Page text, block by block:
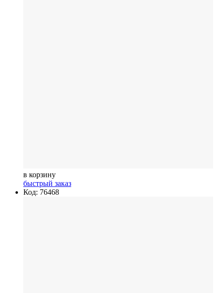
в корзину
быстрый заказ
Код: 76468